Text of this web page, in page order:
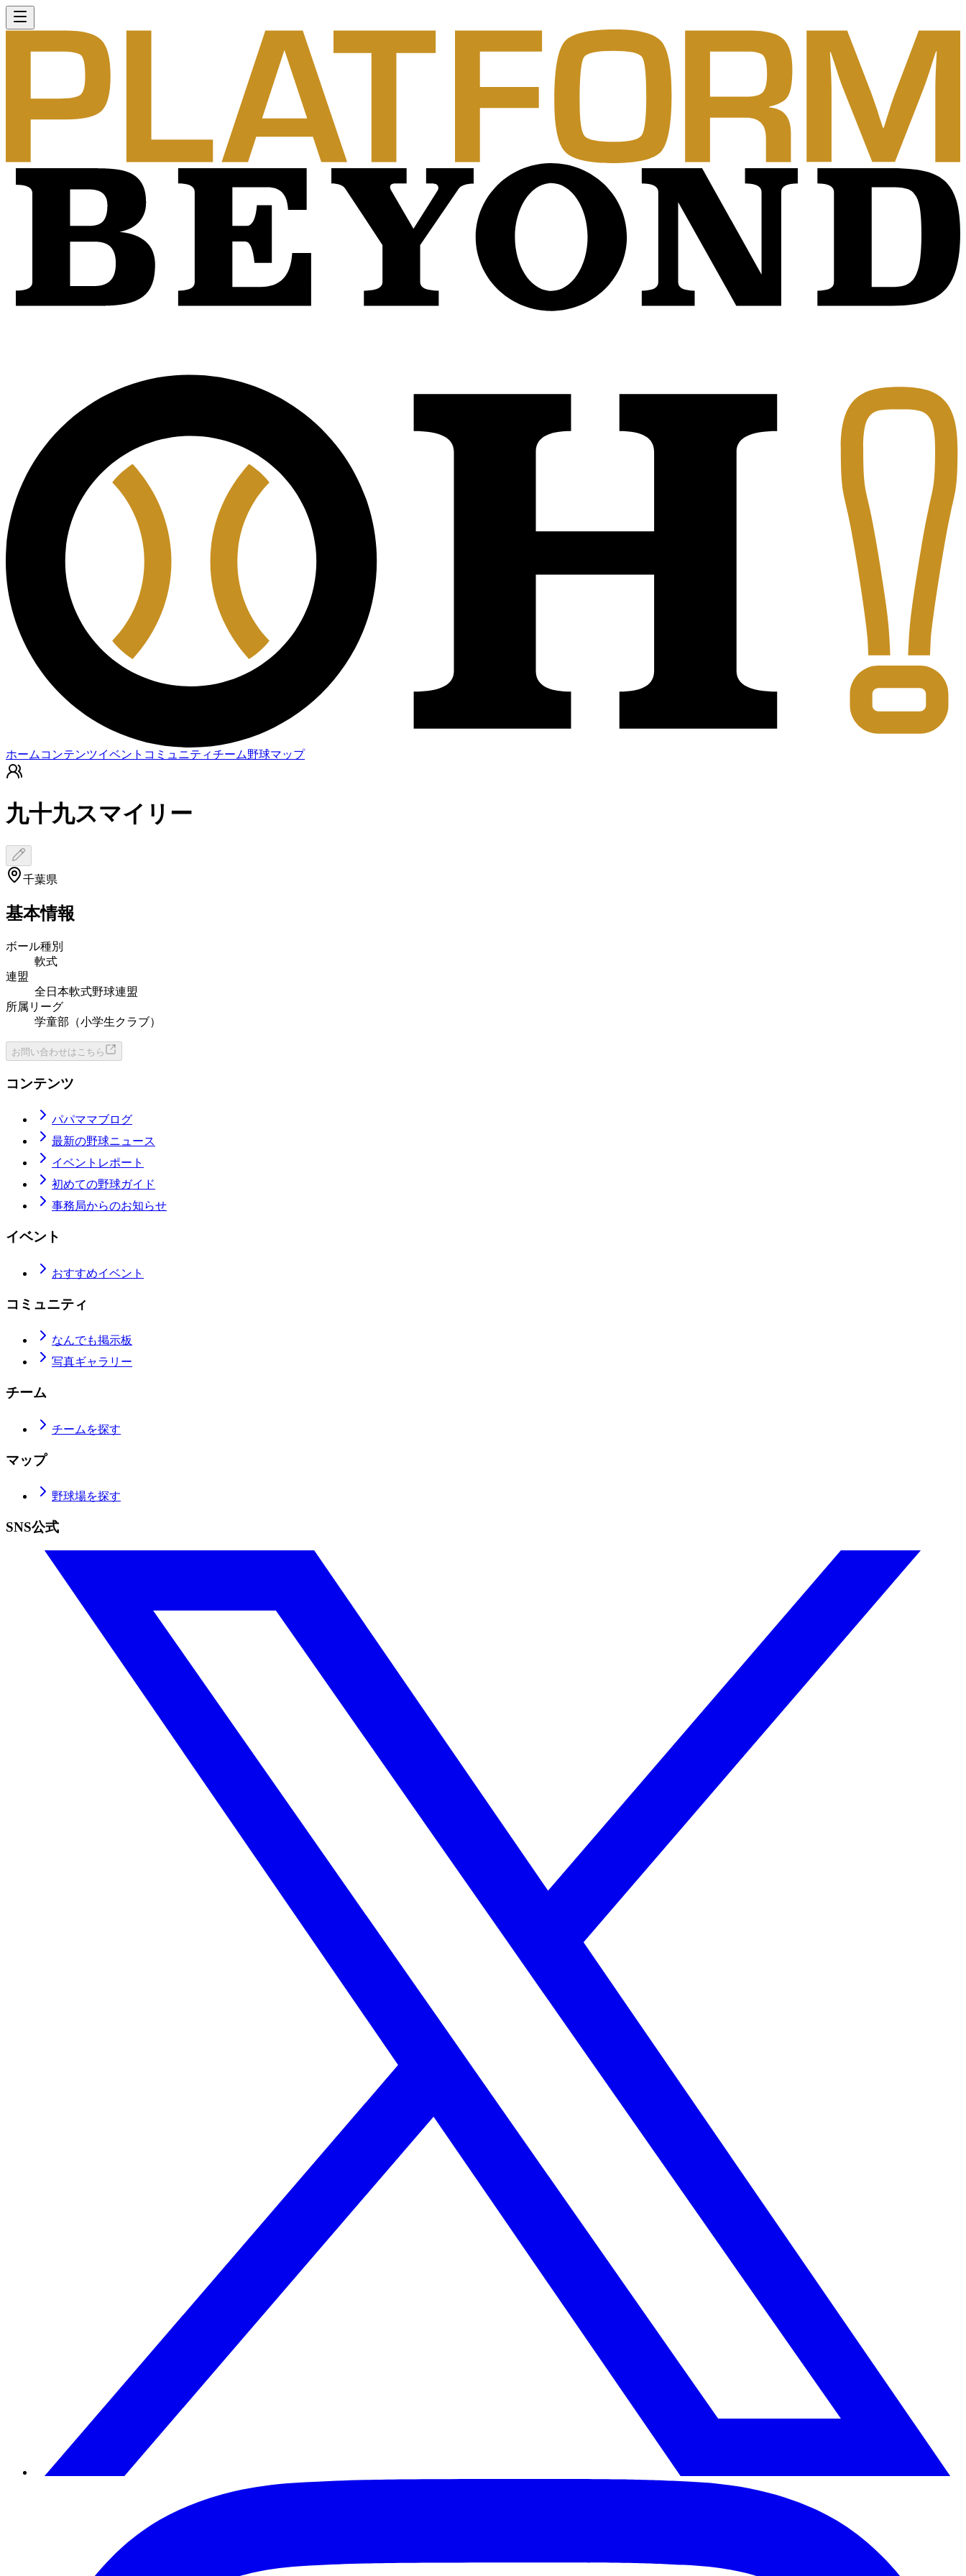
ホーム コンテンツイベント コミュニティチーム野球マップ
九十九スマイリー
千葉県
基本情報
ボール種別
軟式
連盟
全日本軟式野球連盟
所属リーグ
学童部（小学生クラブ）
お問い合わせはこちら
コンテンツ
パパママブログ
最新の野球ニュース
イベントレポート
初めての野球ガイド
事務局からのお知らせ
イベント
おすすめイベント
コミュニティ
なんでも掲示板
写真ギャラリー
チーム
チームを探す
マップ
野球場を探す
SNS公式